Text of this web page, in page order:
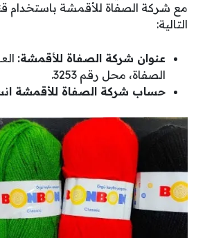
مع شركة الصفاة للأقمشة باستخدام
التالية:
عنوان شركة الصفاة للأقمشة:
الصفاة، محل رقم 3253.
حساب شركة الصفاة للأقمشة